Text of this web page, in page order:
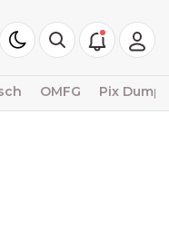
OMFG Pix Dump